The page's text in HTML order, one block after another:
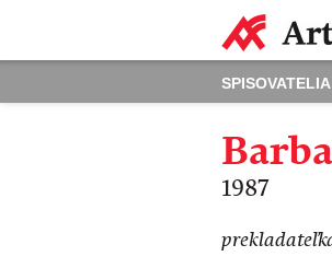
SPISOVATELIA
1987